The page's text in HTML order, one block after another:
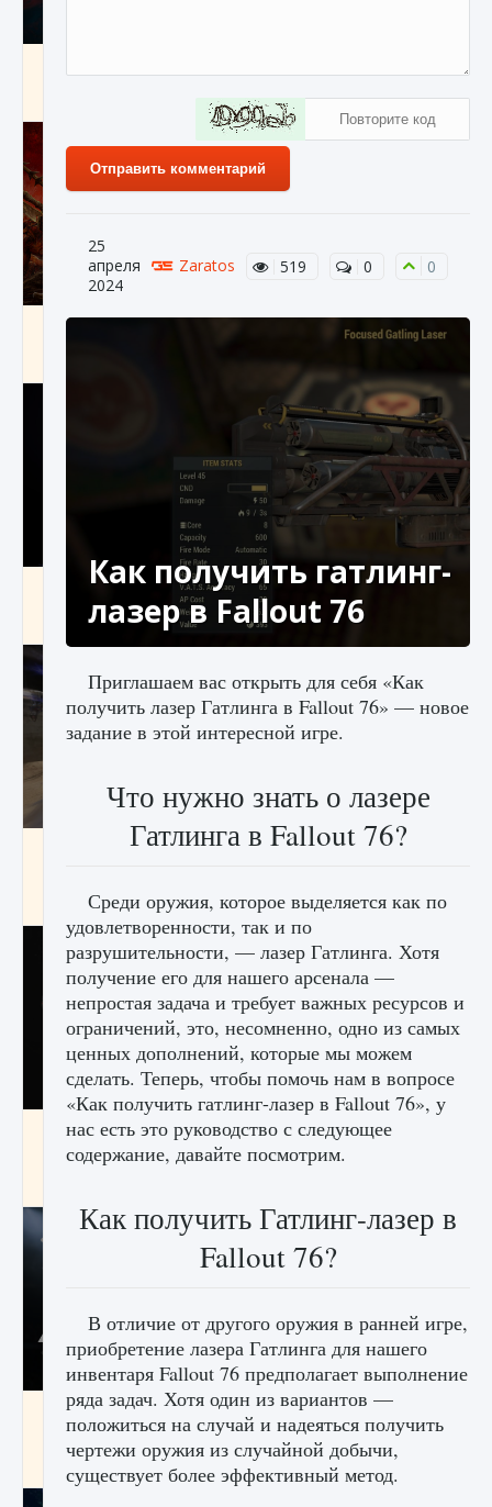
1 266 0 0
Как найти Гробницу Изгоев в Diablo 4
Как получить Thunder Egg в Stardew Valley
9 августа 2024 1 244 0 0
Как исправить неработающие награды For
9 августа 2024 1 205 0 0
Как разблокировать чертеж счастливого
оружия в MW3 и Warzone
Все новые функции Ultimate Team в EA FC
9 августа 2024 1 297
Отправить комментарий
25
апреля
2024
Zaratos 519 0 0
Как получить гатлинг-
лазер в Fallout 76
Приглашаем вас открыть для себя «Как
получить лазер Гатлинга в Fallout 76» — новое
задание в этой интересной игре.
Что нужно знать о лазере
Гатлинга в Fallout 76?
Среди оружия, которое выделяется как по
удовлетворенности, так и по
разрушительности, — лазер Гатлинга. Хотя
получение его для нашего арсенала —
непростая задача и требует важных ресурсов и
ограничений, это, несомненно, одно из самых
ценных дополнений, которые мы можем
сделать. Теперь, чтобы помочь нам в вопросе
«Как получить гатлинг-лазер в Fallout 76», у
нас есть это руководство с следующее
содержание, давайте посмотрим.
Как получить Гатлинг-лазер в
Fallout 76?
В отличие от другого оружия в ранней игре,
приобретение лазера Гатлинга для нашего
инвентаря Fallout 76 предполагает выполнение
ряда задач. Хотя один из вариантов —
положиться на случай и надеяться получить
чертежи оружия из случайной добычи,
существует более эффективный метод.